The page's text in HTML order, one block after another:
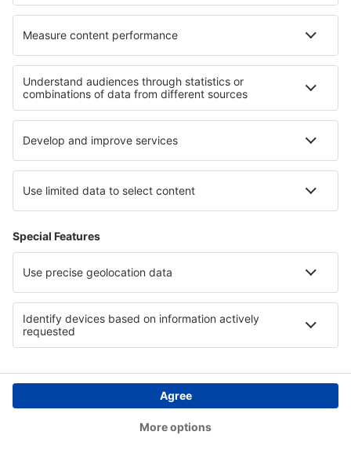
Algemene voorwaarden
Mijn boekingen
Privacykennisgeving
Ondersteuning en contact
Privacy
Landen
Internationale sites
eSky.eu eSky.com eDestinos.com